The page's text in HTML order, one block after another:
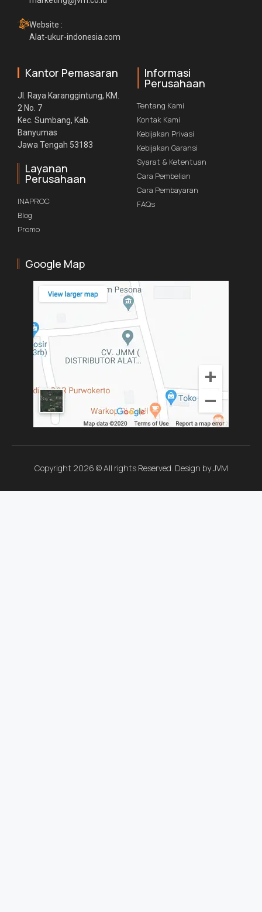
Website :
Alat-ukur-indonesia.com
Kantor Pemasaran
Jl. Raya Karanggintung, KM.
2 No. 7
Kec. Sumbang, Kab.
Banyumas
Jawa Tengah 53183
Layanan
Perusahaan
INAPROC
Blog
Promo
Informasi
Perusahaan
Tentang Kami
Kontak Kami
Kebijakan Privasi
Kebijakan Garansi
Syarat & Ketentuan
Cara Pembelian
Cara Pembayaran
FAQs
Google Map
Copyright 2026 © All rights Reserved. Design by JVM